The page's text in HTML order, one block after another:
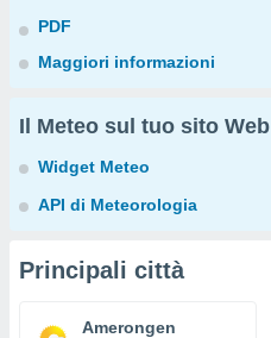
PDF
Maggiori informazioni
Il Meteo sul tuo sito Web
Widget Meteo
API di Meteorologia
Principali città
Amerongen